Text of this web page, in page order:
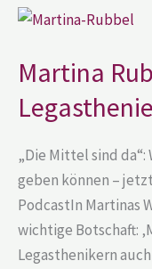
Martina
Legasthenie
„Die Mittel sind da“:
geben können –
PodcastIn Martinas
wichtige Botschaft:
Legasthenikern
Martina
Rubbel
Stark
mit
Legasthenie